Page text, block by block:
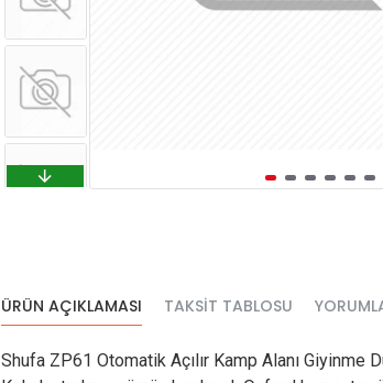
ÜRÜN AÇIKLAMASI TAKSIT TABLOSU
Shufa ZP61 Otomatik Açılır Kamp Alanı Giyinme